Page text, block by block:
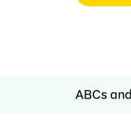
ABCs